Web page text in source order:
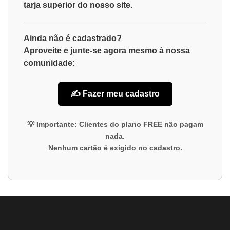
tarja superior do nosso site.
Ainda não é cadastrado?
Aproveite e junte-se agora mesmo à nossa
comunidade:
✍️ Fazer meu cadastro
💡 Importante: Clientes do plano FREEnão pagam
nada.
Nenhum cartão é exigido no cadastro.